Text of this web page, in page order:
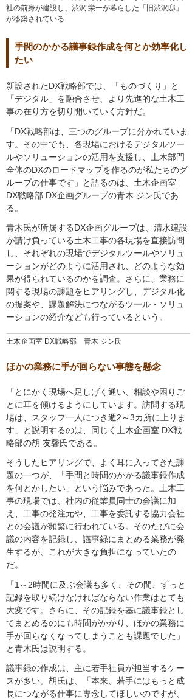
社の前身が建設し、渋沢 栄一が暮らした「旧渋沢邸」
が移築されている
手間のかかる議事録作成を何とか効率化し
たい
土木企画室 DX戦略部 青木 ジン氏
新設されたDX戦略部では、「ものづくり」と
「デジタル」を融合させ、より先進的な土木工
事の在り方を切り開いていく方針だ。
「DX戦略部は、三つのグループに分かれていま
す。その中でも、各現場におけるデジタルツー
ルやソリューションの活用を支援し、土木部門
全体のDXのロードマップを作るのが私たちのグ
ループの仕事です」と語るのは、土木企画室
DX戦略部 DX企画グループの青木 ジン氏であ
る。
青木氏が所属するDX企画グループは、清水建設
が請け負っている土木工事の各現場を直接訪問
し、それぞれの現場でデジタルツールやソリュ
ーションがどのように活用され、どのような効
果が得られているのかを調査。さらに、業務に
関する現場の課題をヒアリングし、デジタル化
の提案や、課題解決につながるツール・ソリュ
ーションの紹介なども行っているという。
ほかの業務に手が回らない事態を懸念
「とにかく現場へ足しげく通い、相談や困りご
とに耳を傾けるようにしています。訪問する現
場は、スタッフ一人につき週2～3カ所に上りま
す」と説明するのは、同じく土木企画室 DX戦
略部の胡 友馨氏である。
そうしたヒアリングで、よく耳に入ってきた課
題の一つが、「手間と時間のかかる議事録作成
を何とかしたい」という悩みであった。土木工
事の現場では、社内の従業員同士の会議に加
え、工事の発注元や、工事を委託する協力会社
との会議が頻繁に行われている。そのたびに会
議の内容を記録し、議事録にまとめる業務が発
生するが、これが大きな負担になっていたの
だ。
「1～2時間に及ぶ会議も多く、その間、ずっと
記録を取り続けなければならない作業はとても
大変です。さらに、その記録を基に議事録とし
てまとめるのにも時間がかかり、ほかの業務に
手が回らなくなってしまうことも課題でした」
と青木氏は説明する。
議事録の作成は、主に若手社員が担当するケー
スが多い。胡氏は、「本来、若手にはもっと成
長につながる仕事に専念してほしいのですが、